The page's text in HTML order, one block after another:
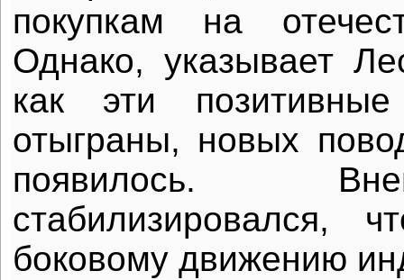
покупкам на
Однако, указывает
как эти
отыграны, новых
появилось.
стабилизировался,
боковому движению